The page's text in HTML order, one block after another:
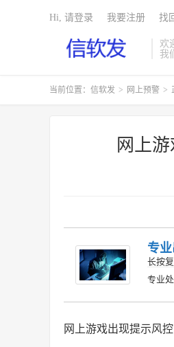
欢
我
Hi, 请登录 我要注册 找
当前位置： 信软发 > 网上预警 >
网上
专
长按
专业
网上游戏出现提示风